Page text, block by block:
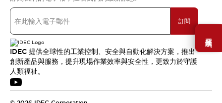
需要幫助嗎？
訂閱
IDEC 提供全球性的工業控制、安全與自動化解決方案，推出
創新產品與服務，提升現場作業效率與安全性，更致力於守護
人類福祉。